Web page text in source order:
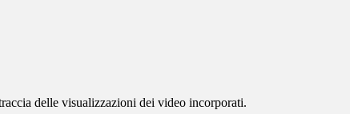
delle visualizzazioni dei video incorporati.